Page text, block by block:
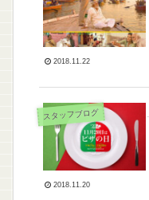
2018.11.22
スタッフブログ
2018.11.20